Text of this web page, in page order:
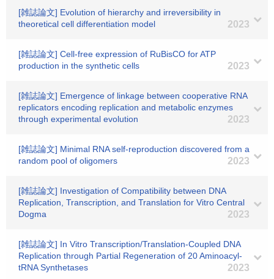
[雑誌論文] Evolution of hierarchy and irreversibility in
theoretical cell differentiation model
2023
[雑誌論文] Cell-free expression of RuBisCO for ATP
production in the synthetic cells
2023
[雑誌論文] Emergence of linkage between cooperative RNA
replicators encoding replication and metabolic enzymes
through experimental evolution
2023
[雑誌論文] Minimal RNA self-reproduction discovered from a
random pool of oligomers
2023
[雑誌論文] Investigation of Compatibility between DNA
Replication, Transcription, and Translation for Vitro Central
Dogma
2023
[雑誌論文] In Vitro Transcription/Translation-Coupled DNA
Replication through Partial Regeneration of 20 Aminoacyl-
tRNA Synthetases
2023